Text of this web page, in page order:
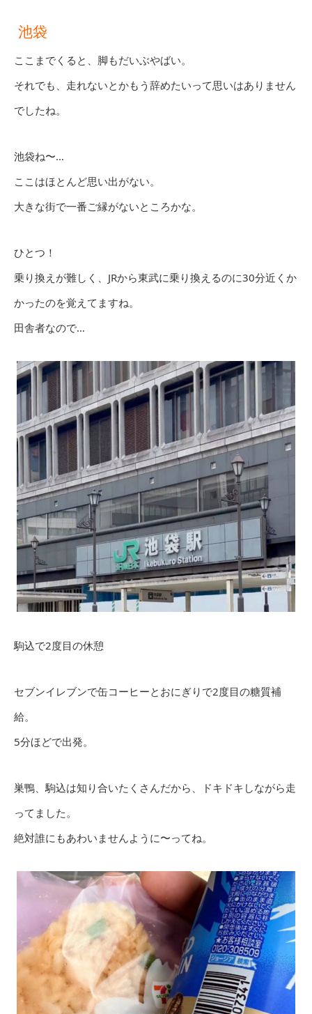
池袋
ここまでくると、脚もだいぶやばい。
それでも、走れないとかもう辞めたいって思いはありません
でしたね。
池袋ね〜…
ここはほとんど思い出がない。
大きな街で一番ご縁がないところかな。
ひとつ！
乗り換えが難しく、JRから東武に乗り換えるのに30分近くか
かったのを覚えてますね。
田舎者なので…
駒込で2度目の休憩
セブンイレブンで缶コーヒーとおにぎりで2度目の糖質補
給。
5分ほどで出発。
巣鴨、駒込は知り合いたくさんだから、ドキドキしながら走
ってました。
絶対誰にもあわいませんように〜ってね。